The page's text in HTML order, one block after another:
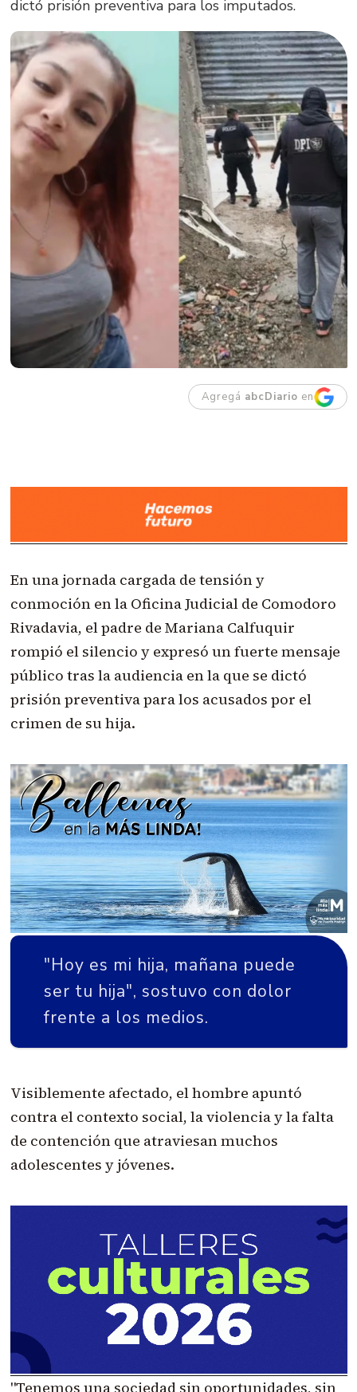
dictó prisión preventiva para los imputados.
Agregá abcDiario en
En una jornada cargada de tensión y
conmoción en la Oficina Judicial de Comodoro
Rivadavia, el padre de Mariana Calfuquir
rompió el silencio y expresó un fuerte mensaje
público tras la audiencia en la que se dictó
prisión preventiva para los acusados por el
crimen de su hija.
"Hoy es mi hija, mañana puede
ser tu hija", sostuvo con dolor
frente a los medios.
Visiblemente afectado, el hombre apuntó
contra el contexto social, la violencia y la falta
de contención que atraviesan muchos
adolescentes y jóvenes.
"Tenemos una sociedad sin oportunidades, sin